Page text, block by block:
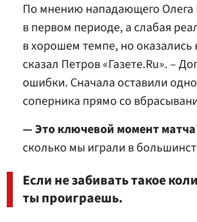
По мнению нападающего Олега
в первом периоде, а слабая
в хорошем темпе, но оказались
сказал Петров «Газете.Ru». –
ошибки. Сначала оставили
соперника прямо со
— Это ключевой момент
сколько мы играли в
Если не забивать такое
ты проиграешь.